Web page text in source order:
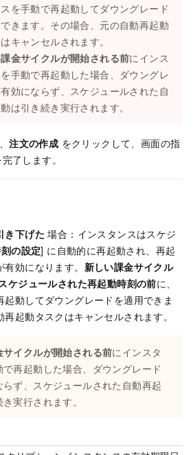
を手動で再起動してダウングレード
きます。その場合、元の自動再起動
キャンセルされます。
金サイクルが開始される前にインス
手動で再起動した場合、ダウングレ
効にならず、スケジュールされた自
は引き続き実行されます。
注文の作成 をクリックして、画面の指
了します。
き下げた 場合：インスタンスはスケジ
の設定] に自動的に再起動され、再起
効になります。 新しい課金サイクル
スケジュールされた再起動時刻の前に、
動してダウングレードを適用できま
起動タスクはキャンセルされます。
サイクルが開始される前にインスタ
で再起動した場合、ダウングレード
らず、スケジュールされた自動再起
実行されます。